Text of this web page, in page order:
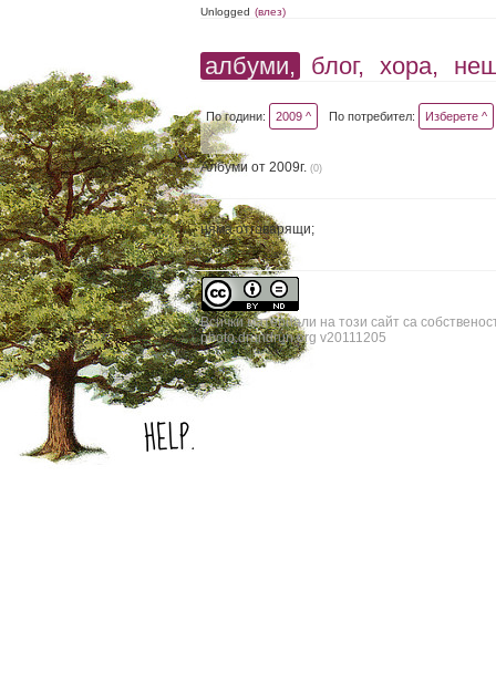
Unlogged (влез)
албуми, блог, хора,
По години: 2009 ^ По потребител: Изберете ^
Албуми от 2009г. (0)
няма отговарящи;
Всички материали на този сайт са
photo.drundrun.org v20111205